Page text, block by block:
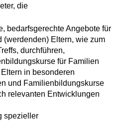
die
bedarfsgerechte Angebote für
(werdenden) Eltern, wie zum
durchführen,
für Familien
in besonderen
und Familienbildungskurse
relevanten Entwicklungen
spezieller